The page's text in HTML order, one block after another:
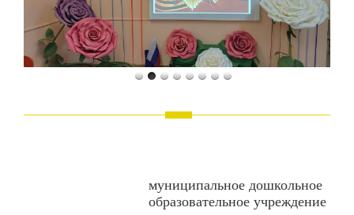
муниципальное дошкольное
образовательное учреждение